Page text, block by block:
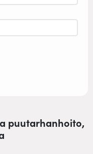
puutarhanhoito,